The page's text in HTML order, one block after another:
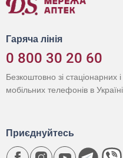
Гаряча лінія
0 800 30 20 60
Безкоштовно зі стаціонарних і
мобільних телефонів в Україні
Приєднуйтесь